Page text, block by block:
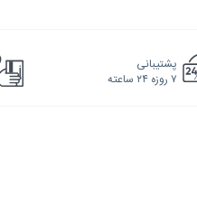
پشتیبانی
۷ روزه ۲۴ ساعته